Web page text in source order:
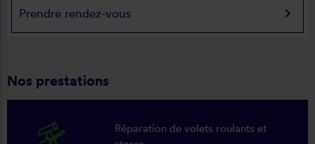
Prendre rendez-vous keyboard_arrow_right
Nos prestations
Réparation de volets roulants et